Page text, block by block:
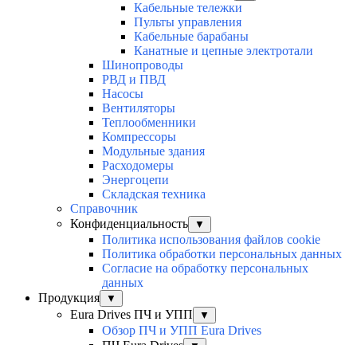
Кабельные тележки
Пульты управления
Кабельные барабаны
Канатные и цепные электротали
Шинопроводы
РВД и ПВД
Насосы
Вентиляторы
Теплообменники
Компрессоры
Модульные здания
Расходомеры
Энергоцепи
Складская техника
Справочник
Конфиденциальность
▼
Политика использования файлов cookie
Политика обработки персональных данных
Согласие на обработку персональных
данных
Продукция
▼
Eura Drives ПЧ и УПП ▼
Обзор ПЧ и УПП Eura Drives